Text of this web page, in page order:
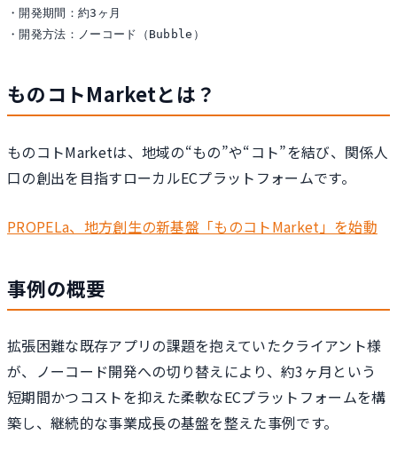
・開発期間：約3ヶ月
・開発方法：ノーコード（Bubble）
ものコトMarketとは？
ものコトMarketは、地域の“もの”や“コト”を結び、関係人
口の創出を目指すローカルECプラットフォームです。
PROPELa、地方創生の新基盤「ものコトMarket」を始動
事例の概要
拡張困難な既存アプリの課題を抱えていたクライアント様
が、ノーコード開発への切り替えにより、約3ヶ月という
短期間かつコストを抑えた柔軟なECプラットフォームを構
築し、継続的な事業成長の基盤を整えた事例です。